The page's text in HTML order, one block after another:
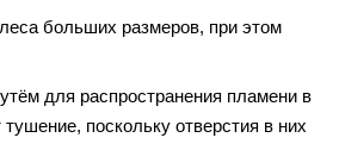
больших размеров, при этом
для распространения пламени в
поскольку отверстия в них